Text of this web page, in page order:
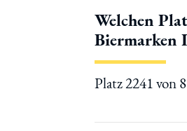
Welchen
Biermarken
Platz 2241 von